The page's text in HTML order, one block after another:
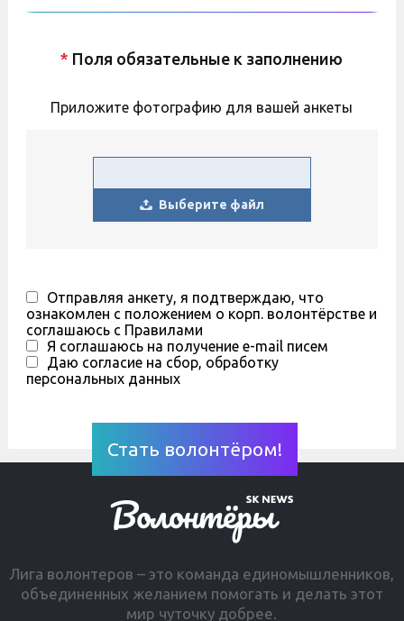
* Поля обязательные к заполнению
Приложите фотографию для вашей анкеты
Выберите файл
Отправляя анкету, я подтверждаю, что
ознакомлен с положением о корп. волонтёрстве и
соглашаюсь с Правилами
Я соглашаюсь на получение e-mail писем
Даю согласие на сбор, обработку
персональных данных
Лига волонтеров – это команда единомышленников,
объединенных желанием помогать и делать этот
мир чуточку добрее.